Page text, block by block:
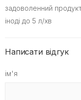
задоволенний
іноді до 5 л/хв
Написати відгук
ім'я